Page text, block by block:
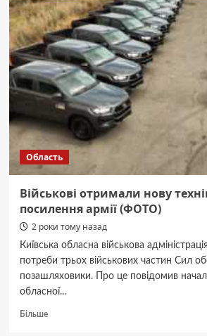
до
опалювального
сезону
майже
на
90%
–
ОВА
Область
Військові отримали нову
посилення армії (ФОТО)
2 роки тому назад
Київська обласна військова
потреби трьох військових частин Сил
позашляховики. Про це повідомив
обласної...
БільшеДокладніше